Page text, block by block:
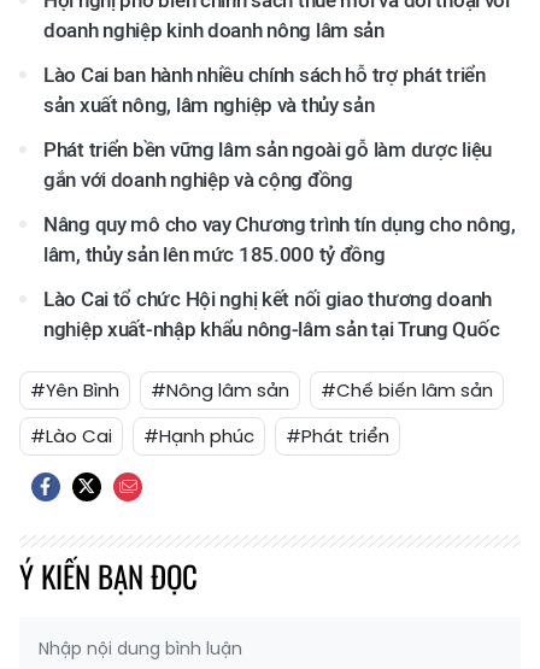
doanh nghiệp kinh doanh nông lâm sản
Lào Cai ban hành nhiều chính sách hỗ trợ phát triển
sản xuất nông, lâm nghiệp và thủy sản
Phát triển bền vững lâm sản ngoài gỗ làm dược liệu
gắn với doanh nghiệp và cộng đồng
Nâng quy mô cho vay Chương trình tín dụng cho nông,
lâm, thủy sản lên mức 185.000 tỷ đồng
Lào Cai tổ chức Hội nghị kết nối giao thương doanh
nghiệp xuất-nhập khẩu nông-lâm sản tại Trung Quốc
#Yên Bình #Nông lâm sản
#Chế biến lâm sản
#Lào Cai
#Hạnh phúc #Phát triển
Ý KIẾN BẠN ĐỌC